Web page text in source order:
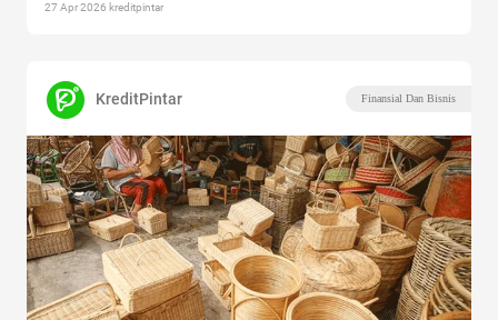
27 Apr 2026 kreditpintar
KreditPintar Finansial Dan Bisnis